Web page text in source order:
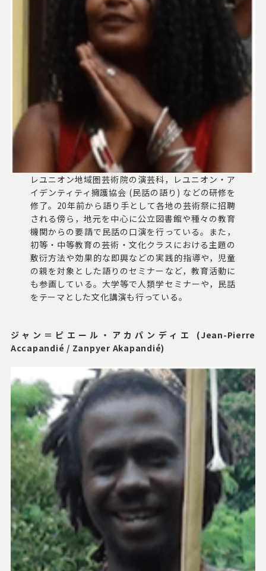
レユニオン地域圏芸術院の演芸科，レユニオン・ア
イデンティティ擁護協会 (民話の語り) などの研修を
修了。20年前から語り手として各地の芸術祭に招聘
される傍ら，地元を中心に公立図書館や種々の教育
機関からの要請で民話の口演を行っている。また，
初等・中等教育の芸術・文化クラスにおける主題の
敷衍方法や効果的な即興などの実践的指導や，児童
の親を対象とした語りのセミナーなど，教育活動に
も参画している。大学等で人類学セミナーや，民話
をテーマとした文化講演も行っている。
ジャン＝ピエール・アカパンディエ (Jean-Pierre
Accapandié / Zanpyer Akapandié)